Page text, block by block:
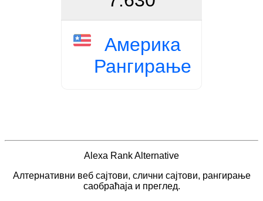
Америка
Рангирање
Alexa Rank Alternative
Алтернативни веб сајтови, слични сајтови, рангирање
саобраћаја и преглед.